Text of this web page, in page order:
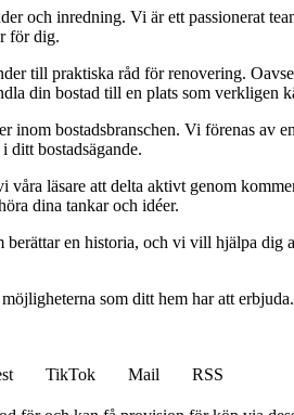
och inredning. Vi är ett passionerat
för dig.
till praktiska råd för renovering.
din bostad till en plats som verkligen
bostadsbranschen. Vi förenas av
ditt bostadsägande.
läsare att delta aktivt genom
dina tankar och idéer.
en historia, och vi vill hjälpa
som ditt hem har att
TikTok Mail
RSS